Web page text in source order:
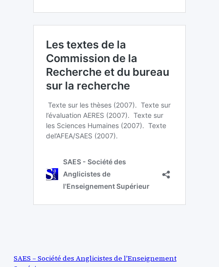
SAES – Société des Anglicistes de l'Enseignement